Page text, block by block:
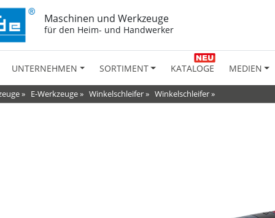
Maschinen und Werkzeuge
für den Heim- und Handwerker
UNTERNEHMEN SORTIMENT KATALOGE MEDIEN
» E-Werkzeuge» Winkelschleifer» Winkelschleifer»